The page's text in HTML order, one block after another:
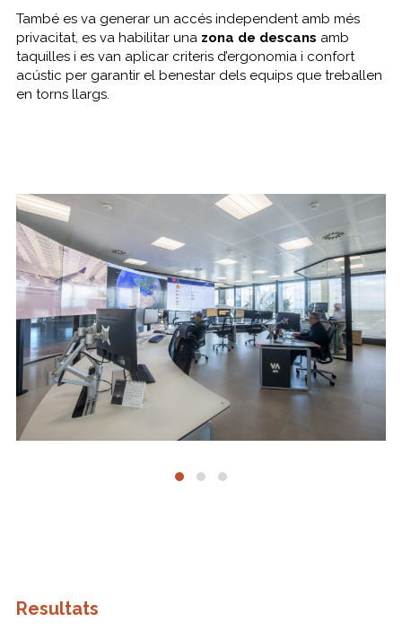
També es va generar un accés independent amb més
privacitat, es va habilitar una zona de descans amb
taquilles i es van aplicar criteris d’ergonomia i confort
acústic per garantir el benestar dels equips que treballen
en torns llargs.
Resultats